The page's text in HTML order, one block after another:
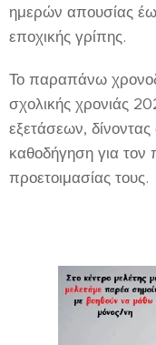
ημερών απουσίας
εποχικής γρίπης.
Το παραπάνω
σχολικής χρονιάς
εξετάσεων,
καθοδήγηση για τον
προετοιμασίας τους.